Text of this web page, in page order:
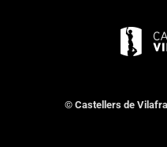
© Castellers de